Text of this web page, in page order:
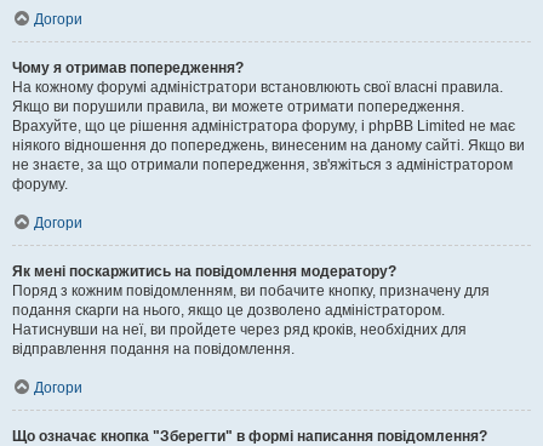
Догори
Чому я отримав попередження?
На кожному форумі адміністратори встановлюють свої власні правила.
Якщо ви порушили правила, ви можете отримати попередження.
Врахуйте, що це рішення адміністратора форуму, і phpBB Limited не має
ніякого відношення до попереджень, винесеним на даному сайті. Якщо ви
не знаєте, за що отримали попередження, зв'яжіться з адміністратором
форуму.
Догори
Як мені поскаржитись на повідомлення модератору?
Поряд з кожним повідомленням, ви побачите кнопку, призначену для
подання скарги на нього, якщо це дозволено адміністратором.
Натиснувши на неї, ви пройдете через ряд кроків, необхідних для
відправлення подання на повідомлення.
Догори
Що означає кнопка "Зберегти" в формі написання повідомлення?